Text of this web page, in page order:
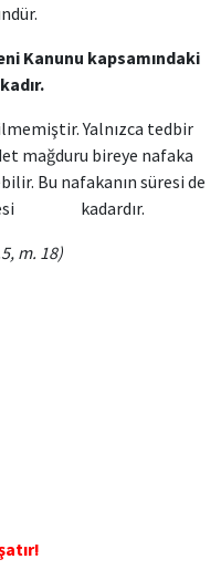
Kanunu kapsamındaki
Yalnızca tedbir
bireye nafaka
Bu nafakanın süresi de
kadardır.
m. 18)